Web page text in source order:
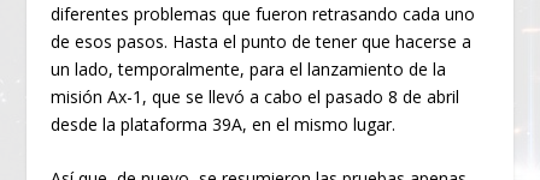
diferentes problemas que fueron retrasando cada uno
de esos pasos. Hasta el punto de tener que hacerse a
un lado, temporalmente, para el lanzamiento de la
misión Ax-1, que se llevó a cabo el pasado 8 de abril
desde la plataforma 39A, en el mismo lugar.